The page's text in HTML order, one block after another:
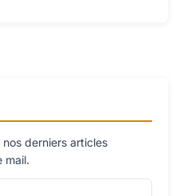
derniers articles
mail.